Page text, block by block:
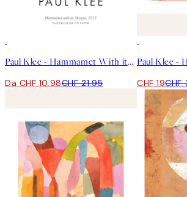
Paul Klee - Hammamet With its Mosque Poster
Da CHF 10.98CHF 21.95 CHF 19CHF